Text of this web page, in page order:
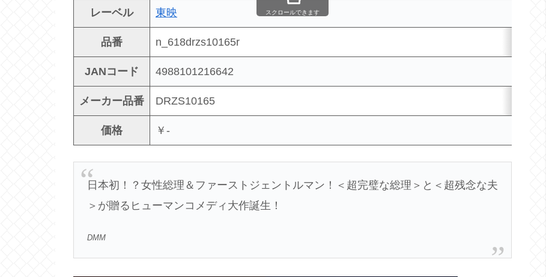
レーベル 東映
品番 n_618drzs10165r
JANコード 4988101216642
メーカー品番 DRZS10165
価格 ￥-
スクロールできます
日本初！？女性総理＆ファーストジェントルマン！＜超完璧な総理＞と＜超残念な夫
＞が贈るヒューマンコメディ大作誕生！
DMM